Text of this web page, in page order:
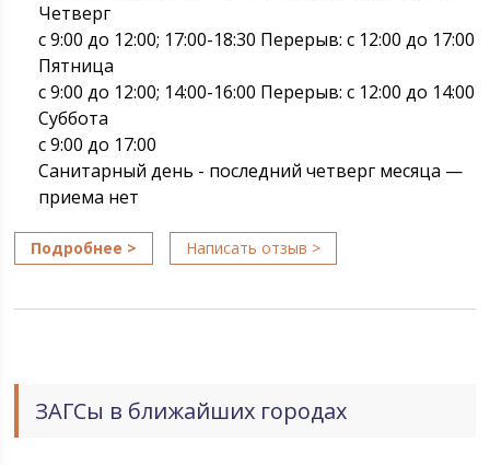
Четверг
с 9:00 до 12:00; 17:00-18:30 Перерыв: с 12:00 до 17:00
Пятница
с 9:00 до 12:00; 14:00-16:00 Перерыв: с 12:00 до 14:00
Суббота
с 9:00 до 17:00
Санитарный день - последний четверг месяца —
приема нет
Подробнее > Написать отзыв >
ЗАГСы в ближайших городах